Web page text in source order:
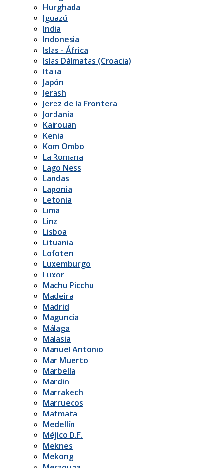
Hurghada
Iguazú
India
Indonesia
Islas - África
Islas Dálmatas (Croacia)
Italia
Japón
Jerash
Jerez de la Frontera
Jordania
Kairouan
Kenia
Kom Ombo
La Romana
Lago Ness
Landas
Laponia
Letonia
Lima
Linz
Lisboa
Lituania
Lofoten
Luxemburgo
Luxor
Machu Picchu
Madeira
Madrid
Maguncia
Málaga
Malasia
Manuel Antonio
Mar Muerto
Marbella
Mardin
Marrakech
Marruecos
Matmata
Medellín
Méjico D.F.
Meknes
Mekong